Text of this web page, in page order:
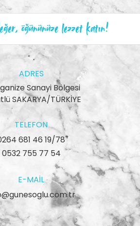
öğününüze lezzet katın!
ADRES
Sanayi Bölgesi
SAKARYA/TÜRKİYE
TELEFON
681 46 19/78
0532 755 77 54
E-MAIL